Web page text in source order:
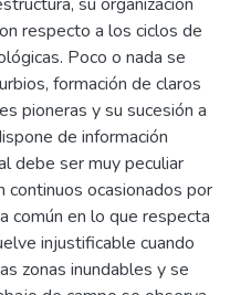
respecto a los ciclos de
Poco o nada se
formación de claros
pioneras y su sucesión a
de información
debe ser muy peculiar
continuos ocasionados por
común en lo que respecta
injustificable cuando
zonas inundables y se